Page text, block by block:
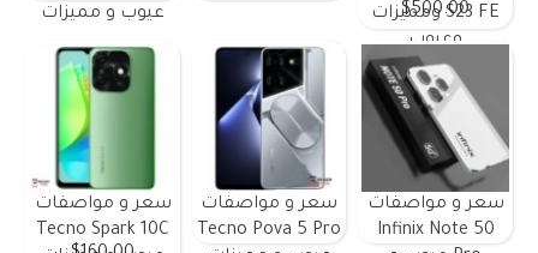
S23 FE ومميزات
وعيوب
$500.00
عيوب و مميزات
سعر و مواصفات
Infinix Note 50
سعر و مواصفات
Tecno Pova 5 Pro
سعر و مواصفات
Tecno Spark 10C